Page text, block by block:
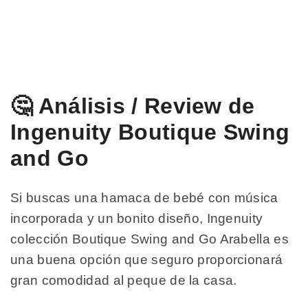
🤔 Análisis / Review de
Ingenuity Boutique Swing
and Go
Si buscas una hamaca de bebé con música
incorporada y un bonito diseño, Ingenuity
colección Boutique Swing and Go Arabella es
una buena opción que seguro proporcionará
gran comodidad al peque de la casa.